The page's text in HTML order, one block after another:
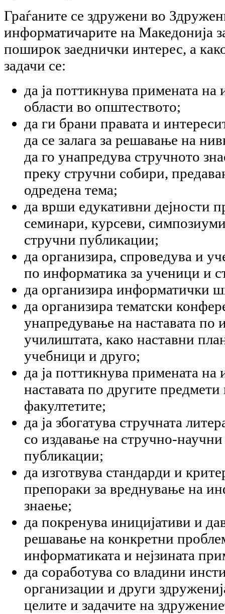
Граѓаните се здружени во
информатичарите на Македонија
поширок заеднички интерес, а
задачи се:
да ја поттикнува примената на
области во општеството;
да ги брани правата и
да се залага за решавање на
да го унапредува стручното
преку стручни собири,
одредена тема;
да врши едукативни дејности
семинари, курсеви,
стручни публикации;
да организира, спроведува и
по информатика за ученици и
да организира информатички
да организира тематски
унапредување на наставата по
училиштата, како наставни
учебници и друго;
да ја поттикнува примената на
наставата по другите
факултетите;
да ја збогатува стручната
со издавање на стручно-
публикации;
да изготвува стандарди и
препораки за вреднување на
знаење;
да покренува иницијативи и
решавање на конкретни
информатиката и нејзината
да соработува со владини
организации и други
целите и задачите на